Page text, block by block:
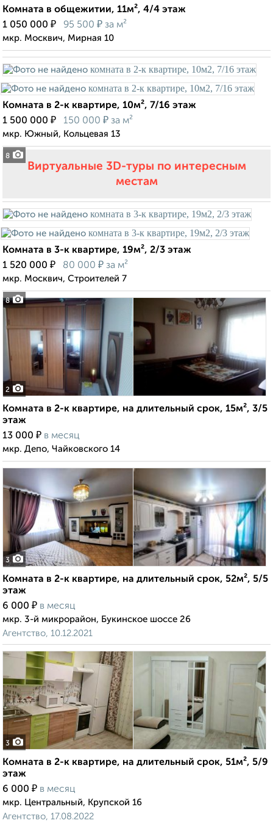
Комната в общежитии, 11м², 4/4 этаж
1 050 000 ₽ 95 500 ₽ за м²
мкр. Москвич, Мирная 10
8
Комната в 2-к квартире, 10м², 7/16 этаж
1 500 000 ₽ 150 000 ₽ за м²
мкр. Южный, Кольцевая 13
Виртуальные 3D-туры по интересным
местам
8
Комната в 3-к квартире, 19м², 2/3 этаж
1 520 000 ₽ 80 000 ₽ за м²
мкр. Москвич, Строителей 7
2
Комната в 2-к квартире, на длительный срок, 15м², 3/5
этаж
13 000 ₽ в месяц
мкр. Депо, Чайковского 14
3
Комната в 2-к квартире, на длительный срок, 52м², 5/5
этаж
6 000 ₽ в месяц
мкр. 3-й микрорайон, Букинское шоссе 26
Агентство, 10.12.2021
3
Комната в 2-к квартире, на длительный срок, 51м², 5/9
этаж
6 000 ₽ в месяц
мкр. Центральный, Крупской 16
Агентство, 17.08.2022